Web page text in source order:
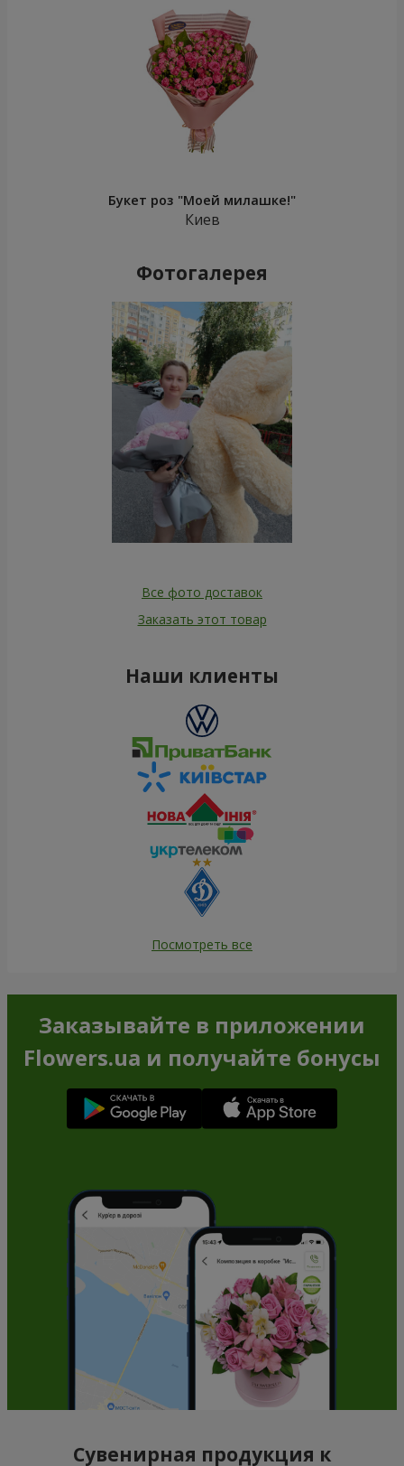
Букет роз "Моей милашке!"
Киев
Фотогалерея
Все фото доставок
Заказать этот товар
Наши клиенты
Посмотреть все
Заказывайте в приложении
Flowers.ua и получайте бонусы
Сувенирная продукция к